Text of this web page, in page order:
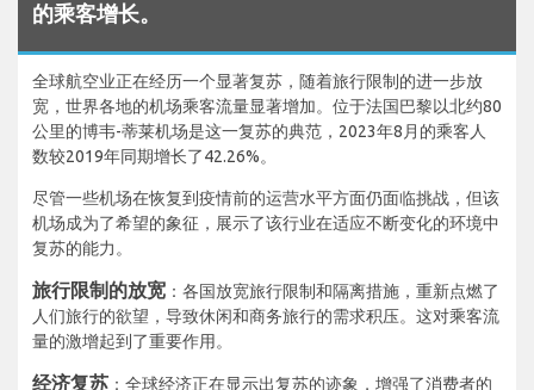
的乘客增长。
全球航空业正在经历一个显著复苏，随着旅行限制的进一步放
宽，世界各地的机场乘客流量显著增加。位于法国巴黎以北约80
公里的博韦-蒂莱机场是这一复苏的典范，2023年8月的乘客人
数较2019年同期增长了42.26%。
尽管一些机场在恢复到疫情前的运营水平方面仍面临挑战，但该
机场成为了希望的象征，展示了该行业在适应不断变化的环境中
复苏的能力。
旅行限制的放宽 ：各国放宽旅行限制和隔离措施，重新点燃了
人们旅行的欲望，导致休闲和商务旅行的需求积压。这对乘客流
量的激增起到了重要作用。
经济复苏 ：全球经济正在显示出复苏的迹象，增强了消费者的